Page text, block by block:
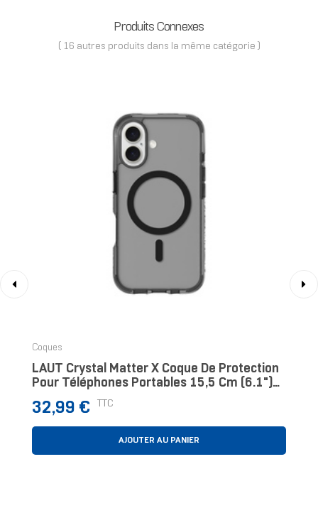
Produits Connexes
( 16 autres produits dans la même catégorie )
Coques
LAUT Crystal Matter X Coque De Protection
Pour Téléphones Portables 15,5 Cm (6.1")
Housse Noir, Transparent
Prix
32,99 € TTC
AJOUTER AU PANIER